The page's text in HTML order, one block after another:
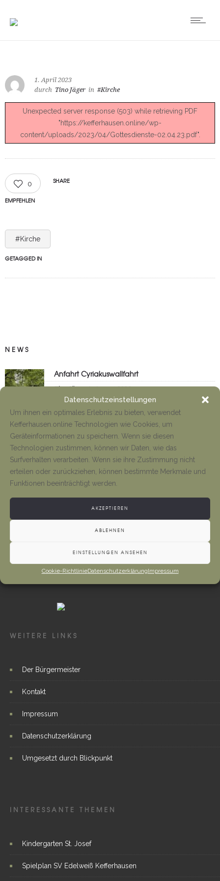
Datenschutzeinstellungen
Um ihnen ein optimales Erlebnis zu bieten, verwendet
Kefferhausen.online Technologien wie Cookies, um
Geräteinformationen zu speichern. Wenn sie diesen
Technologien zustimmen, können wir Daten, wie das
Surfverhalten verarbeiten. Wenn sie ihre Zustimmung nicht
erteilen oder zurückziehen, können bestimmte Merkmale und
Funktionen beeinträchtigt werden.
AKZEPTIEREN
ABLEHNEN
EINSTELLUNGEN ANSEHEN
Cookie-RichtlinieDatenschutzerklärungImpressum
1. April 2023
durch Tino Jäger in #Kirche
Unexpected server response (503) while retrieving PDF
"https://kefferhausen.online/wp-
content/uploads/2023/04/Gottesdienste-02.04.23.pdf".
0
EMPFEHLEN
SHARE
#Kirche
GETAGGED IN
NEWS
Anfahrt Cyriakuswallfahrt
Tino Jäger 1. August 2026
Neueröffnung Gaststätte
Gottesdienste und Vermeldungen
Tino Jäger 1. August 2026
WEITERE LINKS
Der Bürgermeister
Kontakt
Impressum
Datenschutzerklärung
Umgesetzt durch Blickpunkt
INTERESSANTE THEMEN
Kindergarten St. Josef
Spielplan SV Edelweiß Kefferhausen